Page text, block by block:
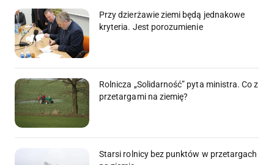
Przy dzierżawie ziemi będą jednakowe
kryteria. Jest porozumienie
Rolnicza „Solidarność” pyta ministra. Co z
przetargami na ziemię?
Starsi rolnicy bez punktów w przetargach